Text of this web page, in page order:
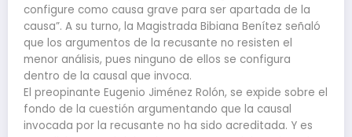
configure como causa grave para ser apartada de la
causa”. A su turno, la Magistrada Bibiana Benítez señaló
que los argumentos de la recusante no resisten el
menor análisis, pues ninguno de ellos se configura
dentro de la causal que invoca.
El preopinante Eugenio Jiménez Rolón, se expide sobre el
fondo de la cuestión argumentando que la causal
invocada por la recusante no ha sido acreditada. Y es